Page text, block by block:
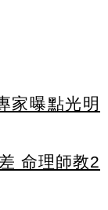
家曝點光明
命理師教2